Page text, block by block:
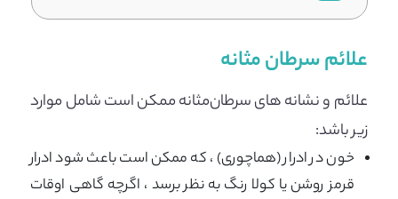
علائم سرطان مثانه
علائم و نشانه های سرطان‌مثانه ممکن است شامل موارد
زیر باشد:
خون در ادرار (هماچوری) ، که ممکن است باعث شود ادرار
قرمز روشن یا کولا رنگ به نظر برسد ، اگرچه گاهی اوقات